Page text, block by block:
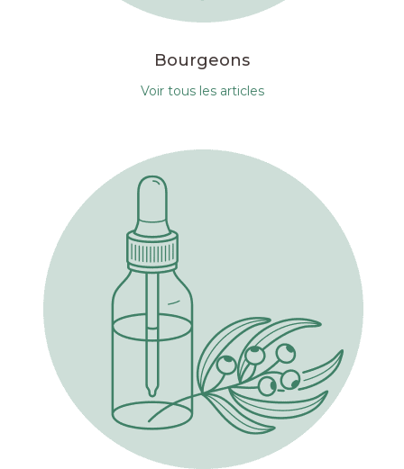
Bourgeons
Voir tous les articles